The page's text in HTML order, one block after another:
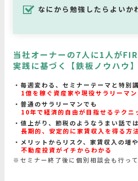
なにから勉強したらよいか
当社オーナーの7人に1人が
実践に基づく【鉄板ノウハウ
毎週変わる、セミナーテーマと特別講
1億を稼ぐ資産家や現役サラリーマ
普通のサラリーマンでも
10年で経済的自由が目指せるテクニ
値上がり、節税のようなうまい話で
長期的、安定的に家賃収入を得る方
メリットからリスク、家賃収入の増
不動産投資がイチからわかる
※セミナー終了後に個別相談会も行って